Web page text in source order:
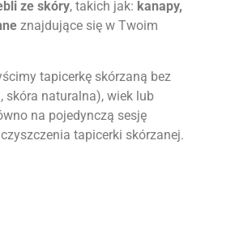
ze skóry, takich jak: kanapy,
znajdujące się w Twoim
tapicerkę skórzaną bez
skóra naturalna), wiek lub
na pojedynczą sesję
tapicerki skórzanej.